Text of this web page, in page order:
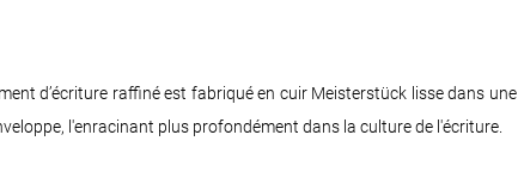
d’écriture raffiné est fabriqué en cuir Meisterstück lisse dans une
l'enracinant plus profondément dans la culture de l'écriture.